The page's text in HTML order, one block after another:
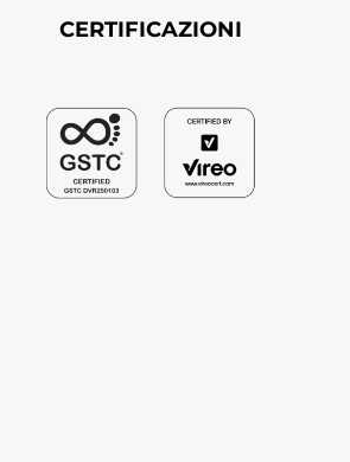
CERTIFICAZIONI